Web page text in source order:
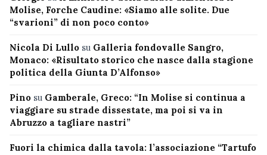
Molise, Forche Caudine: «Siamo alle solite. Due
“svarioni” di non poco conto»
Nicola Di Lullo su Galleria fondovalle Sangro,
Monaco: «Risultato storico che nasce dalla stagione
politica della Giunta D’Alfonso»
Pino su Gamberale, Greco: “In Molise si continua a
viaggiare su strade dissestate, ma poi si va in
Abruzzo a tagliare nastri”
Fuori la chimica dalla tavola: l’associazione “Tartufo